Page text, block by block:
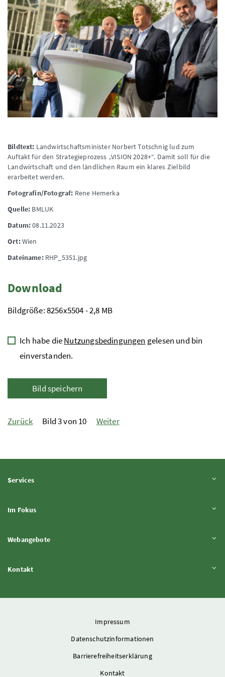
Bildtext: Landwirtschaftsminister Norbert Totschnig lud zum
Auftakt für den Strategieprozess „VISION 2028+“. Damit soll für die
Landwirtschaft und den ländlichen Raum ein klares Zielbild
erarbeitet werden.
Fotografin/Fotograf: Rene Hemerka
Quelle: BMLUK
Datum:08.11.2023
Ort:Wien
Dateiname:RHP_5351.jpg
Download
Bildgröße: 8256x5504 - 2,8 MB
Ich habe dieNutzungsbedingungen gelesen und bin
einverstanden.
Bild speichern
Zurück Bild 3 von 10 Weiter
ServicesInhalt aufklappen
Im FokusInhalt aufklappen
WebangeboteInhalt aufklappen
KontaktInhalt aufklappen
Impressum
Datenschutzinformationen
Barrierefreiheitserklärung
Kontakt